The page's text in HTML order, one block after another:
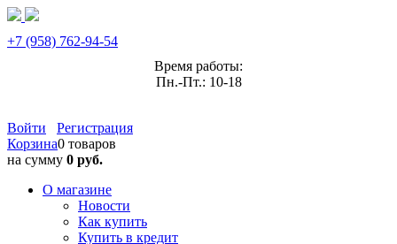
+7 (958) 762-94-54
Время работы:
Пн.-Пт.: 10-18
Войти
Регистрация
Корзина0 товаров
на сумму 0 руб.
О магазине
Новости
Как купить
Купить в кредит